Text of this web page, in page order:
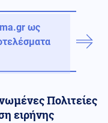
ως
Πολιτείες
ειρήνης